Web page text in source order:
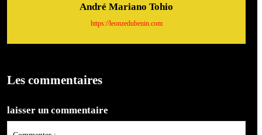
André Mariano Tohio
https://leonzedubenin.com
Les commentaires
laisser un commentaire